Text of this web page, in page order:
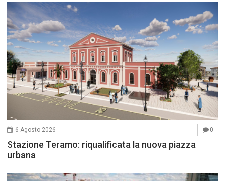
6 Agosto 2026 0
Stazione Teramo: riqualificata la nuova piazza
urbana